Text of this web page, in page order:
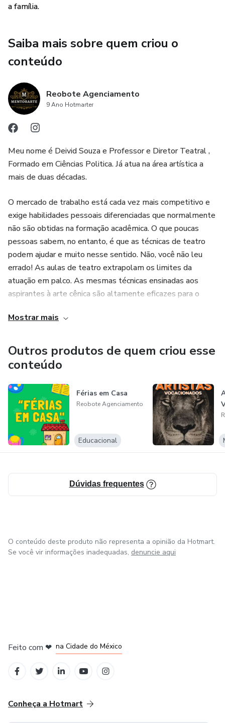
a família.
Saiba mais sobre quem criou o
conteúdo
Reobote Agenciamento
9 Ano Hotmarter
Meu nome é Deivid Souza e Professor e Diretor Teatral ,
Formado em Ciências Politica. Já atua na área artística a
mais de duas décadas.
O mercado de trabalho está cada vez mais competitivo e
exige habilidades pessoais diferenciadas que normalmente
não são obtidas na formação acadêmica. O que poucas
pessoas sabem, no entanto, é que as técnicas de teatro
podem ajudar e muito nesse sentido. Não, você não leu
errado! As aulas de teatro extrapolam os limites da
atuação em palco. As mesmas técnicas ensinadas aos
aspirantes à arte cênica são altamente eficazes para o
pelo mercado de trabalho e comentar sobre técnicas de
teatro que podem contribuir de forma eficaz para o
desenvolvimento das capacidades essenciais.
Habilidades e competências exigidas.
Mostrar mais
Outros produtos de quem criou esse
conteúdo
Férias em Casa
Reobote Agenciamento
Educacional
Dúvidas frequentes
O conteúdo deste produto não representa a opinião da Hotmart.
Se você vir informações inadequadas, denuncie aqui
Feito com ❤ na Cidade do México
Conheça a Hotmart